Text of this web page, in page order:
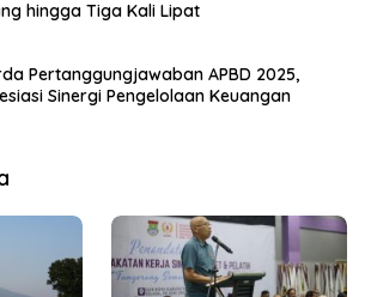
hingga Tiga Kali Lipat
Pertanggungjawaban APBD 2025,
Sinergi Pengelolaan Keuangan